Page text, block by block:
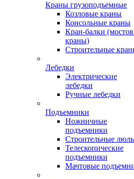
Краны грузоподъемные
Козловые краны
Консольные краны
Кран-балки
краны)
Строительные
Лебедки
Электрические
лебедки
Ручные лебедки
Подъемники
Ножничные
подъемники
Строительные
Телескопические
подъемники
Мачтовые